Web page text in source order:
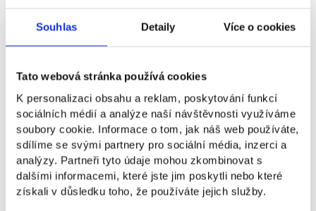
Souhlas Detaily Více o cookies
Tato webová stránka používá cookies
K personalizaci obsahu a reklam, poskytování funkcí
sociálních médií a analýze naší návštěvnosti využíváme
soubory cookie. Informace o tom, jak náš web používáte,
sdílíme se svými partnery pro sociální média, inzerci a
analýzy. Partneři tyto údaje mohou zkombinovat s
dalšími informacemi, které jste jim poskytli nebo které
získali v důsledku toho, že používáte jejich služby.
syn, který studoval management, preferoval
sofistikované řídící nástroje. Zatímco otec
demokratický, jiné představy měli i o brandingu
Vysoké školy NEWTON Jiří Koleňák dodává:„Často
si zakladatel, který musel extrémně pracovat, mít
ostré lokty a v podniku od začátku dělal všechno
a prosazoval tvrdý podnikatelský přístup myslí, že
to nástupce to musí dělat stejně. Jenže vy už
nemusíte být tak agresivní, nemusíte budovat. Jde
o to, abyste podnik efektivně zpracovali.“Když už